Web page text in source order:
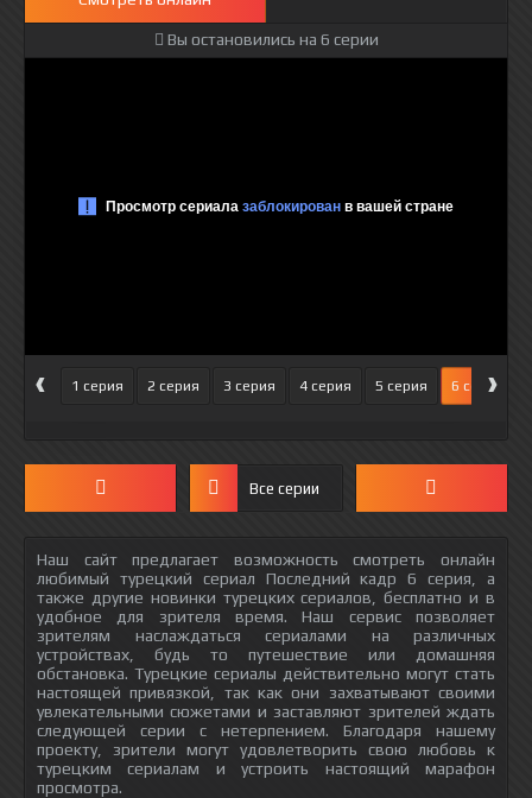
Вы остановились на 6 серии
‹ 1 серия 2 серия 3 серия 4 серия 5 серия 6 серия
›
Все серии
Наш сайт предлагает возможность смотреть онлайн
любимый турецкий сериал Последний кадр 6 серия, а
также другие новинки турецких сериалов, бесплатно и в
удобное для зрителя время. Наш сервис позволяет
зрителям наслаждаться сериалами на различных
устройствах, будь то путешествие или домашняя
обстановка. Турецкие сериалы действительно могут стать
настоящей привязкой, так как они захватывают своими
увлекательными сюжетами и заставляют зрителей ждать
следующей серии с нетерпением. Благодаря нашему
проекту, зрители могут удовлетворить свою любовь к
турецким сериалам и устроить настоящий марафон
просмотра.